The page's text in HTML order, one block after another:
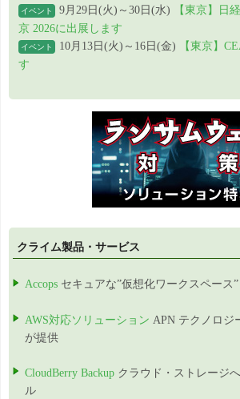
イベント 9月29日(火)～30日(水)
【東京】日
京 2026に出展します
イベント 10月13日(火)～16日(金)
【東京】
す
クライム製品・サービス
Accops セキュアな”仮想化ワークスペース”
AWS対応ソリューション APN テクノロジ
が提供
CloudBerry Backup クラウド・ストレージ
ル